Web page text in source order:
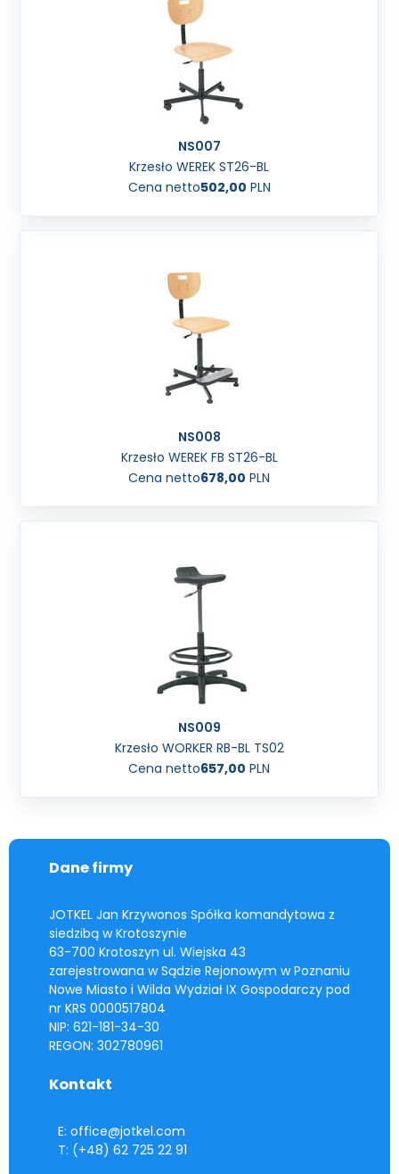
NS007
Krzesło WEREK ST26-BL
Cena netto502,00 PLN
NS008
Krzesło WEREK FB ST26-BL
Cena netto678,00 PLN
NS009
Krzesło WORKER RB-BL TS02
Cena netto657,00 PLN
Dane firmy
JOTKEL Jan Krzywonos Spółka komandytowa z
siedzibą w Krotoszynie
63-700 Krotoszyn ul. Wiejska 43
zarejestrowana w Sądzie Rejonowym w Poznaniu
Nowe Miasto i Wilda Wydział IX Gospodarczy pod
nr KRS 0000517804
NIP: 621-181-34-30
REGON: 302780961
Kontakt
E: office@jotkel.com
T: (+48) 62 725 22 91